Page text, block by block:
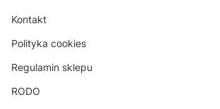
Kontakt
Polityka cookies
Regulamin sklepu
RODO